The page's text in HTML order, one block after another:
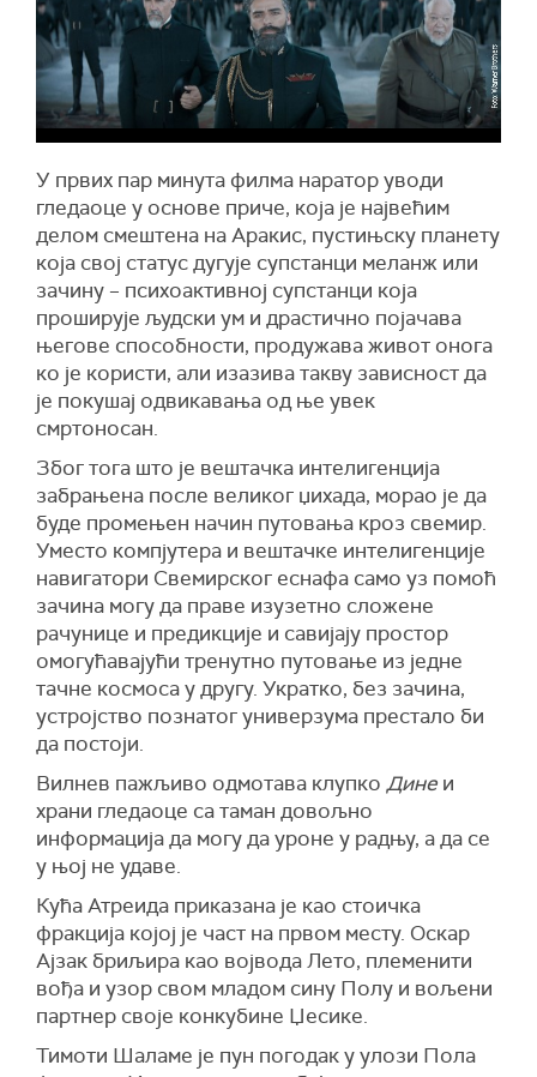
У првих пар минута филма наратор уводи
гледаоце у основе приче, која је највећим
делом смештена на Аракис, пустињску планету
која свој статус дугује супстанци меланж или
зачину – психоактивној супстанци која
проширује људски ум и драстично појачава
његове способности, продужава живот онога
ко је користи, али изазива такву зависност да
је покушај одвикавања од ње увек
смртоносан.
Због тога што је вештачка интелигенција
забрањена после великог џихада, морао је да
буде промењен начин путовања кроз свемир.
Уместо компјутера и вештачке интелигенције
навигатори Свемирског еснафа само уз помоћ
зачина могу да праве изузетно сложене
рачунице и предикције и савијају простор
омогућавајући тренутно путовање из једне
тачне космоса у другу. Укратко, без зачина,
устројство познатог универзума престало би
да постоји.
Вилнев пажљиво одмотава клупко Динеи
храни гледаоце са таман довољно
информација да могу да уроне у радњу, а да се
у њој не удаве.
Кућа Атреида приказана је као стоичка
фракција којој је част на првом месту. Оскар
Ајзак бриљира као војвода Лето, племенити
вођа и узор свом младом сину Полу и вољени
партнер своје конкубине Џесике.
Тимоти Шаламе је пун погодак у улози Пола